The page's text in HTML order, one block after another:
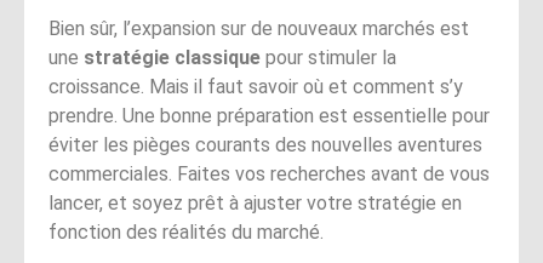
Bien sûr, l’expansion sur de nouveaux marchés est
une stratégie classique pour stimuler la
croissance. Mais il faut savoir où et comment s’y
prendre. Une bonne préparation est essentielle pour
éviter les pièges courants des nouvelles aventures
commerciales. Faites vos recherches avant de vous
lancer, et soyez prêt à ajuster votre stratégie en
fonction des réalités du marché.